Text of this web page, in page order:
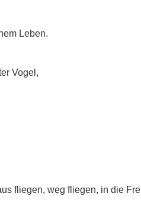
Leben.
Vogel,
fliegen, weg fliegen, in die